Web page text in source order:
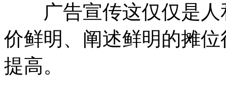
广告宣传这仅仅是人
价鲜明、阐述鲜明的摊
提高。